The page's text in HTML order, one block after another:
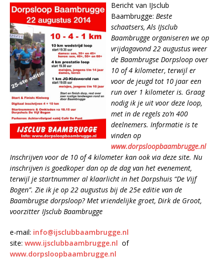
Bericht van IJsclub
Baambrugge: Beste
schaatsers, Als IJsclub
Baambrugge organiseren we op
vrijdagavond 22 augustus weer
de Baambrugse Dorpsloop over
10 of 4 kilometer, terwijl er
voor de jeugd tot 10 jaar een
run over 1 kilometer is. Graag
nodig ik je uit voor deze loop,
met in de regels zo’n 400
deelnemers. Informatie is te
vinden op
www.dorpsloopbaambrugge.nl
Inschrijven voor de 10 of 4 kilometer kan ook via deze site. Nu
inschrijven is goedkoper dan op de dag van het evenement,
terwijl je startnummer al klaarlicht in het Dorpshuis “De Vijf
Bogen”. Zie ik je op 22 augustus bij de 25e editie van de
Baambrugse dorpsloop? Met vriendelijke groet, Dirk de Groot,
voorzitter IJsclub Baambrugge
e-mail: info@ijsclubbaambrugge.nl
site: www.ijsclubbaambrugge.nl of
www.dorpsloopbaambrugge.nl